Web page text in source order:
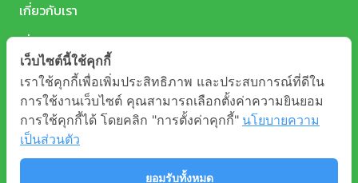
เกี่ยวกับเรา
เงื่อนไขและข้อตกลง
นโยบายคุ้มครองข้อมูลส่วนบุคคล
เว็บไซต์นี้ใช้คุกกี้
เราใช้คุกกี้เพื่อเพิ่มประสิทธิภาพ และประสบการณ์ที่ดีใน
การใช้งานเว็บไซต์ คุณสามารถเลือกตั้งค่าความยินยอม
การใช้คุกกี้ได้ โดยคลิก "การตั้งค่าคุกกี้" นโยบายความ
เป็นส่วนตัว
ยอมรับทั้งหมด